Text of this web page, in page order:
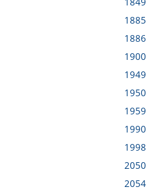
1885
1886
1900
1949
1950
1959
1990
1998
2050
2054